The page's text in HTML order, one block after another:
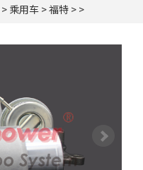
> 乘用车 >福特 > >